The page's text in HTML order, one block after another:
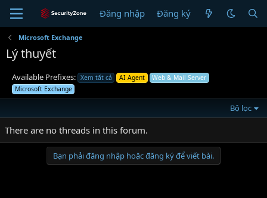
Đăng nhập Đăng ký
Microsoft Exchange
Lý thuyết
Available Prefixes: Xem tất cả AI Agent
Web & Mail Server
Microsoft Exchange
Bộ lọc
There are no threads in this forum.
Bạn phải đăng nhập hoặc đăng ký để viết bài.